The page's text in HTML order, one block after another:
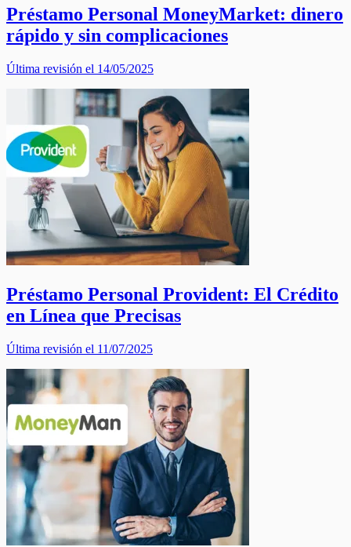
Préstamo Personal MoneyMarket: dinero
rápido y sin complicaciones
Última revisión el 14/05/2025
Préstamo Personal Provident: El Crédito
en Línea que Precisas
Última revisión el 11/07/2025